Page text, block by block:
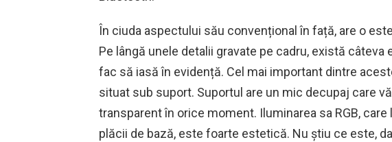
În ciuda aspectului său convențional în față, are o
Pe lângă unele detalii gravate pe cadru, există
fac să iasă în evidență. Cel mai important dintre
situat sub suport. Suportul are un mic decupaj care
transparent în orice moment. Iluminarea sa RGB,
plăcii de bază, este foarte estetică. Nu știu ce este,